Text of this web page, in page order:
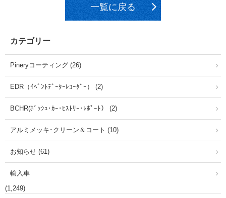
一覧に戻る
カテゴリー
Pineryコーティング (26)
EDR（ｲﾍﾞﾝﾄﾃﾞｰﾀｰﾚｺｰﾀﾞｰ） (2)
BCHR(ﾎﾞｯｼｭ･ｶｰ･ﾋｽﾄﾘｰ･ﾚﾎﾟｰﾄ） (2)
アルミメッキ･クリーン＆コート (10)
お知らせ (61)
輸入車
(1,249)